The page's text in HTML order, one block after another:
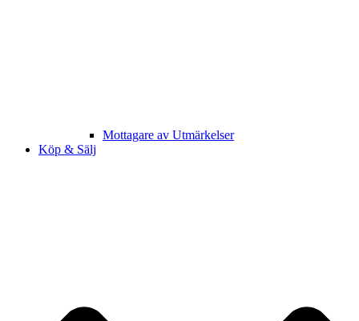
Mottagare av Utmärkelser
Köp & Sälj